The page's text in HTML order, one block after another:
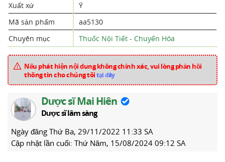
Xuất xứ
Ý
Mã sản phẩm
aa5130
Chuyên mục
Thuốc Nội Tiết - Chuyển Hóa
Nếu phát hiện nội dung không chính xác, vui lòng phản hồi
thông tin cho chúng tôitại đây
Dược sĩ Mai Hiên
Dược sĩ lâm sàng
Ngày đăng Thứ Ba, 29/11/2022 11:33 SA
Cập nhật lần cuối: Thứ Năm, 15/08/2024 09:12 SA